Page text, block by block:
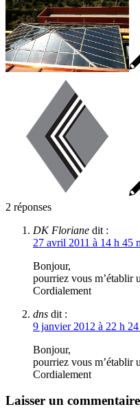
2 réponses
DK Floriane dit :
27 avril 2011 à 14 h 45
Bonjour,
pourriez vous m’établir
Cordialement
dns dit :
9 janvier 2012 à 22 h
Bonjour,
pourriez vous m’établir
Cordialement
Laisser un commentaire